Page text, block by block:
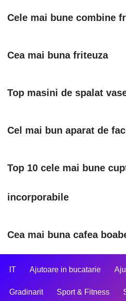
Cele mai bune combine
Cea mai buna friteuza
Top masini de spalat
Cel mai bun aparat de
Top 10 cele mai bune
incorporabile
Cea mai buna cafea
IT Ajutoare in bucatarie
Gradinarit Sport & Fitness